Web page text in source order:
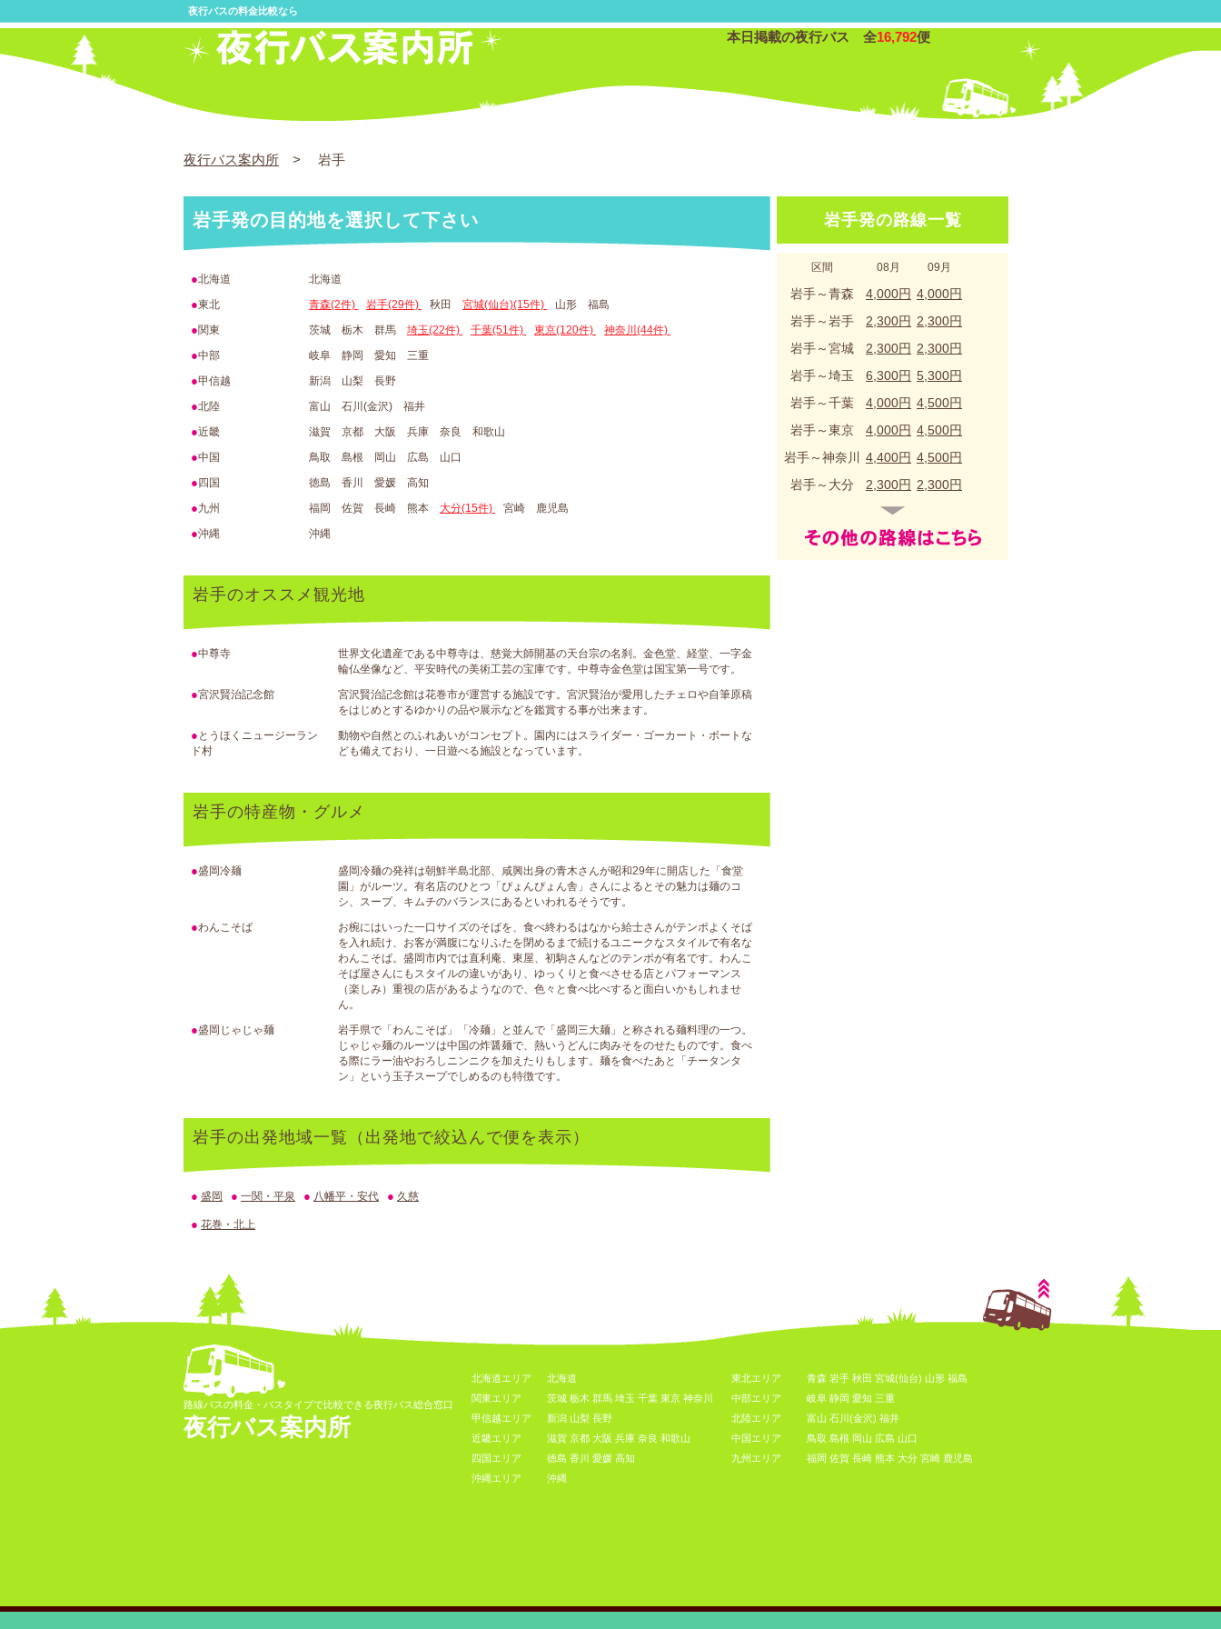
夜行バスの料金比較なら
本日掲載の夜行バス 全16,792便
夜行バス案内所 > 岩手
岩手発の目的地を選択して下さい
●北海道 北海道
●東北 青森(2件) 岩手(29件) 秋田 宮城(仙台)(15件) 山形 福島
●関東 茨城 栃木 群馬 埼玉(22件) 千葉(51件) 東京(120件) 神奈川(44件)
●中部 岐阜 静岡 愛知 三重
●甲信越 新潟 山梨 長野
●北陸 富山 石川(金沢) 福井
●近畿 滋賀 京都 大阪 兵庫 奈良 和歌山
●中国 鳥取 島根 岡山 広島 山口
● 四国 徳島 香川 愛媛 高知
●九州 福岡 佐賀 長崎 熊本 大分(15件) 宮崎 鹿児島
●沖縄 沖縄
岩手のオススメ観光地
●中尊寺
世界文化遺産である中尊寺は、慈覚大師開基の天台宗の名刹。金色堂、経堂、一字金
輪仏坐像など、平安時代の美術工芸の宝庫です。中尊寺金色堂は国宝第一号です。
●宮沢賢治記念館
宮沢賢治記念館は花巻市が運営する施設です。宮沢賢治が愛用したチェロや自筆原稿
をはじめとするゆかりの品や展示などを鑑賞する事が出来ます。
● とうほくニュージーラン
ド村
動物や自然とのふれあいがコンセプト。園内にはスライダー・ゴーカート・ボートな
ども備えており、一日遊べる施設となっています。
岩手の特産物・グルメ
●盛岡冷麺
盛岡冷麺の発祥は朝鮮半島北部、咸興出身の青木さんが昭和29年に開店した「食堂
園」がルーツ。有名店のひとつ「ぴょんぴょん舎」さんによるとその魅力は麺のコ
シ、スープ、キムチのバランスにあるといわれるそうです。
●わんこそば
お椀にはいった一口サイズのそばを、食べ終わるはなから給士さんがテンポよくそば
を入れ続け、お客が満腹になりふたを閉めるまで続けるユニークなスタイルで有名な
わんこそば。盛岡市内では直利庵、東屋、初駒さんなどのテンポが有名です。わんこ
そば屋さんにもスタイルの違いがあり、ゆっくりと食べさせる店とパフォーマンス
（楽しみ）重視の店があるようなので、色々と食べ比べすると面白いかもしれませ
ん。
●盛岡じゃじゃ麺
岩手県で「わんこそば」「冷麺」と並んで「盛岡三大麺」と称される麺料理の一つ。
じゃじゃ麺のルーツは中国の炸醤麺で、熱いうどんに肉みそをのせたものです。食べ
る際にラー油やおろしニンニクを加えたりもします。麺を食べたあと「チータンタ
ン」という玉子スープでしめるのも特徴です。
岩手の出発地域一覧（出発地で絞込んで便を表示）
● 盛岡 ● 一関・平泉 ● 八幡平・安代 ● 久慈
● 花巻・北上
岩手発の路線一覧
区間 08月 09月
岩手～青森 4,000円 4,000円
岩手～岩手
2,300円 2,300円
岩手～宮城
2,300円 2,300円
岩手～埼玉
6,300円 5,300円
岩手～千葉
4,000円 4,500円
岩手～東京
4,000円 4,500円
岩手～神奈川
4,400円 4,500円
岩手～大分
2,300円 2,300円
路線バスの料金・バスタイプで比較できる夜行バス総合窓口
夜行バス案内所
北海道エリア
北海道
関東エリア
茨城 栃木 群馬 埼玉 千葉 東京 神奈川
甲信越エリア
新潟 山梨 長野
近畿エリア
滋賀 京都 大阪 兵庫 奈良 和歌山
四国エリア
徳島 香川 愛媛 高知
沖縄エリア
沖縄
東北エリア 青森 岩手 秋田 宮城(仙台) 山形 福島
中部エリア
岐阜 静岡 愛知 三重
北陸エリア
富山 石川(金沢) 福井
中国エリア
鳥取 島根 岡山 広島 山口
九州エリア
福岡 佐賀 長崎 熊本 大分 宮崎 鹿児島